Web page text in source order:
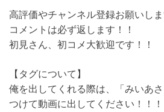
高評価やチャンネル登録お願いし
コメントは必ず返します！！
初見さん、初コメ大歓迎です！！
【タグについて】
俺を出してくれる際は、「みいあ
つけて動画に出してください！！！